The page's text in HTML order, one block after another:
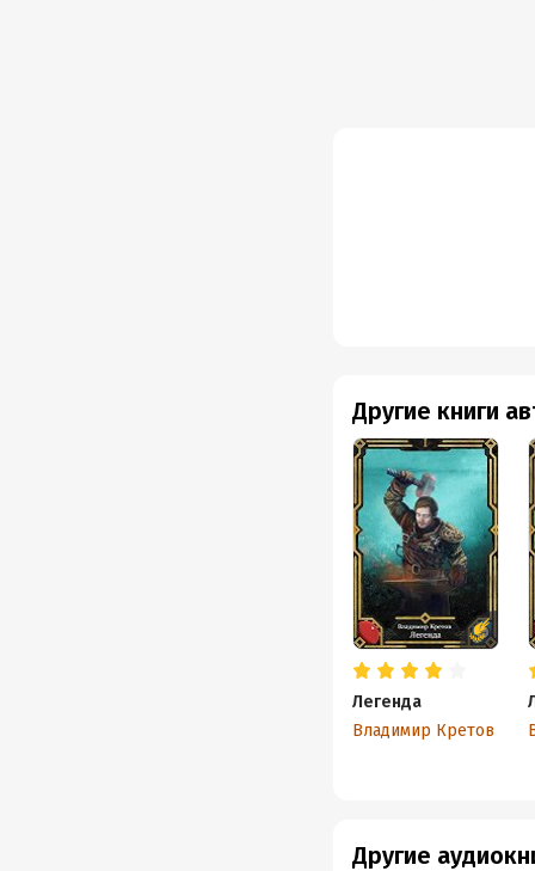
Другие книги
Легенда
Владимир Кретов
Другие